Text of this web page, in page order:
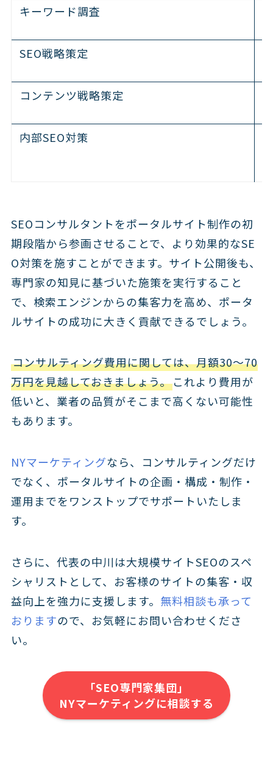
キーワード調査
SEO戦略策定
コンテンツ戦略策定
内部SEO対策
SEOコンサルタントをポータルサイト制作の初
期段階から参画させることで、より効果的なSE
O対策を施すことができます。サイト公開後も、
専門家の知見に基づいた施策を実行すること
で、検索エンジンからの集客力を高め、ポータ
ルサイトの成功に大きく貢献できるでしょう。
コンサルティング費用に関しては、月額30〜70
万円を見越しておきましょう。これより費用が
低いと、業者の品質がそこまで高くない可能性
もあります。
NYマーケティングなら、コンサルティングだけ
でなく、ポータルサイトの企画・構成・制作・
運用までをワンストップでサポートいたしま
す。
さらに、代表の中川は大規模サイトSEOのスペ
シャリストとして、お客様のサイトの集客・収
益向上を強力に支援します。 無料相談も承って
おりますので、お気軽にお問い合わせくださ
い。
「SEO専門家集団」
NYマーケティングに相談する